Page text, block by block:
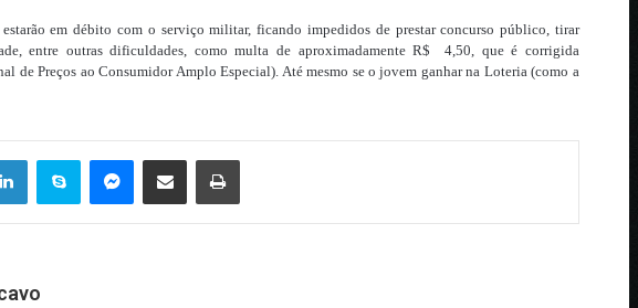
em débito com o serviço militar, ficando impedidos de prestar concurso público, tirar
entre outras dificuldades, como multa de aproximadamente R$ 4,50, que é corrigida
de Preços ao Consumidor Amplo Especial). Até mesmo se o jovem ganhar na Loteria (como a
LinkedinSkype Messenger
Compartilhar via e-mail Imprimir